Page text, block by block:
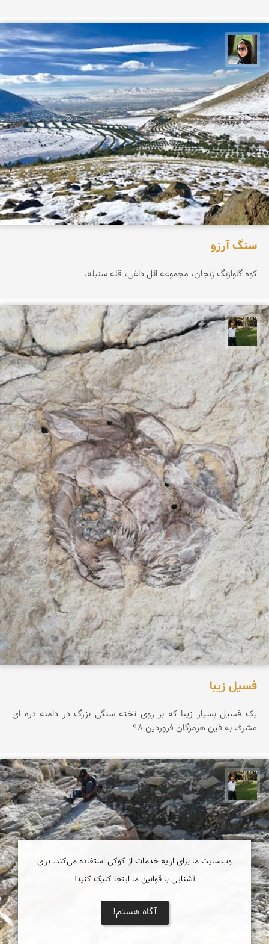
سپیده اصلان
سنگ آرزو
کوه گاوازنگ زنجان، مجموعه ائل داغی، قله سنبله.
عبدل شعبانی
فسیل زیبا
یک فسیل بسیار زیبا که بر روی تخته سنگی بزرگ در دامنه دره ای
مشرف به فین هرمزگان فروردین 98
عبدل شعبانی
وب‌سایت ما برای ارایه خدمات از کوکی استفاده می‌کند. برای
آشنایی با قوانین ما اینجا کلیک کنید!
آگاه هستم!